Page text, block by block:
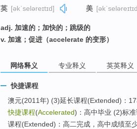
英 [əkˈseləreɪtɪd] 美
adj. 加速的；加快的；跳级的
v. 加速；促进（accelerate 的变形）
网络释义 专业释义 英英释义
快捷课程
澳元(2011年) (3)延长课程(Extended)：
快捷课程(Accelerated)：高中毕业 (2)标
课程(Extended)：高二完成，高中成绩至少